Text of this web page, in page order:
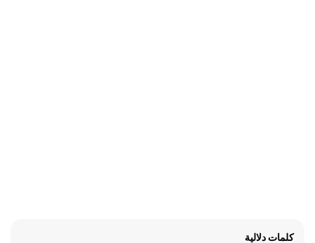
كلمات دلالية